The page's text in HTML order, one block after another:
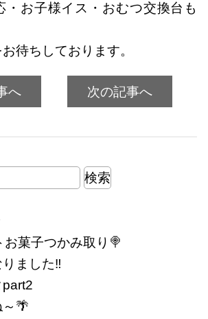
・お子様イス・おむつ交換台も
待ちしております。
へ 次の記事へ
菓子つかみ取り🍭
ました‼
🌴